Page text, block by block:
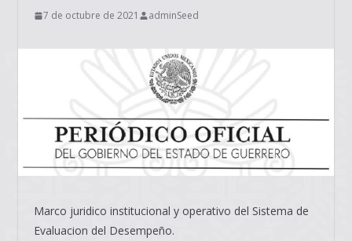
7 de octubre de 2021 adminSeed
Marco juridico institucional y operativo del Sistema de
Evaluacion del Desempeño.